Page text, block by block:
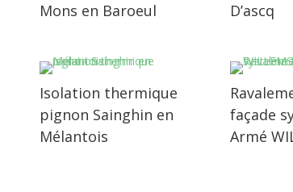
Mons en Baroeul
D’ascq
Isolation thermique
pignon Sainghin en
Mélantois
façade
Armé